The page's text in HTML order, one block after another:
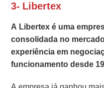
3- Libertex
A Libertex é uma
consolidada no
experiência em
funcionamento desde